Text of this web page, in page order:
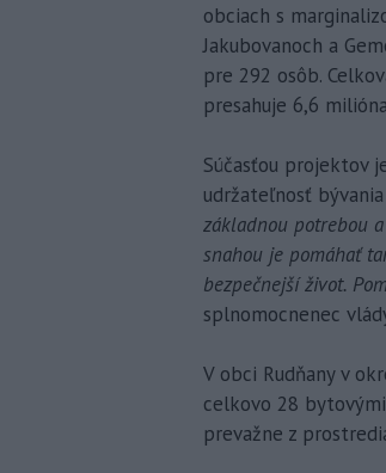
obciach s
Jakubovanoch a
pre 292 osôb.
presahuje 6,6
Súčasťou projektov
udržateľnosť
základnou potrebou
snahou je pomáhať
bezpečnejší život.
splnomocnenec
V obci Rudňany v
celkovo 28
prevažne z